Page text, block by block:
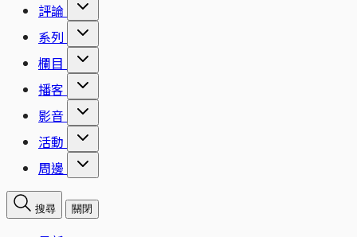
評論
系列
欄目
播客
影音
活動
周邊
搜尋 關閉